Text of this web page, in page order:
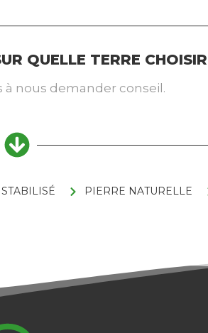
QUELLE TERRE
à nous demander conseil.
PIERRE NATURELLE